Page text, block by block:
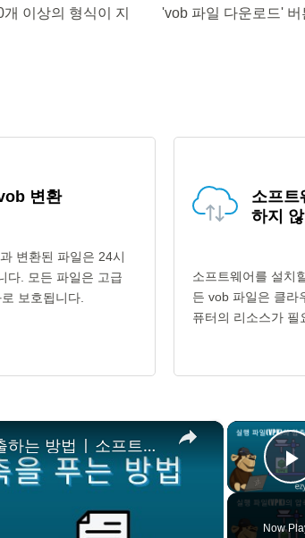
이상의 형식이 지
'vob 파일 다운로드'
변환
변환된 파일은 24시
다. 모든 파일은 고급
보호됩니다.
소프트
하지
소프트웨어를 설치
든 vob 파일은 클라
퓨터의 리소스가 필
Now
×
📦 VPK 파일을 온라인에서 무료로 추출하는 방법 | 소프트웨어 설치 불필요